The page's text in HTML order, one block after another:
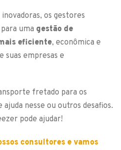
os gestores
uma gestão de
eficiente, econômica e
suas empresas e
fretado para os
nesse ou outros desafios.
pode ajudar!
consultores e vamos